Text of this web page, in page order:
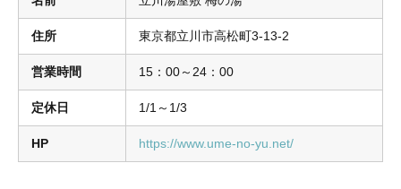
住所 東京都立川市高松町3-13-2
営業時間 15：00～24：00
定休日 1/1～1/3
HP https://www.ume-no-yu.net/